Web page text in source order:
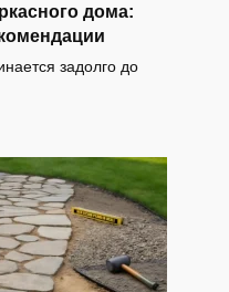
дома:
задолго до